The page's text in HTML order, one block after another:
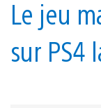
Le jeu
sur PS4